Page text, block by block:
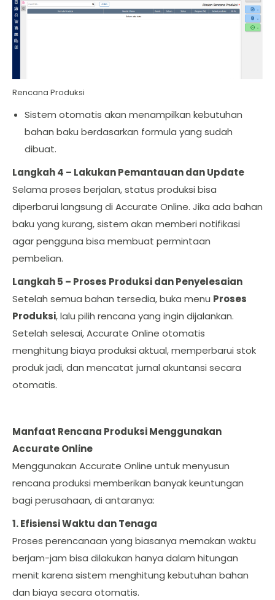
Rencana Produksi
Sistem otomatis akan menampilkan kebutuhan
bahan baku berdasarkan formula yang sudah
dibuat.
Langkah 4 – Lakukan Pemantauan dan Update
Selama proses berjalan, status produksi bisa
diperbarui langsung di Accurate Online. Jika ada bahan
baku yang kurang, sistem akan memberi notifikasi
agar pengguna bisa membuat permintaan
pembelian.
Langkah 5 – Proses Produksi dan Penyelesaian
Setelah semua bahan tersedia, buka menu Proses
Produksi, lalu pilih rencana yang ingin dijalankan.
Setelah selesai, Accurate Online otomatis
menghitung biaya produksi aktual, memperbarui stok
produk jadi, dan mencatat jurnal akuntansi secara
otomatis.
Manfaat Rencana Produksi Menggunakan
Accurate Online
Menggunakan Accurate Online untuk menyusun
rencana produksi memberikan banyak keuntungan
bagi perusahaan, di antaranya:
1. Efisiensi Waktu dan Tenaga
Proses perencanaan yang biasanya memakan waktu
berjam-jam bisa dilakukan hanya dalam hitungan
menit karena sistem menghitung kebutuhan bahan
dan biaya secara otomatis.